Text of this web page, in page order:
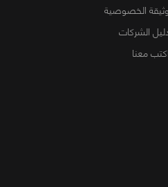
وثيقة الخصوصية
الشركات
اكتب معنا